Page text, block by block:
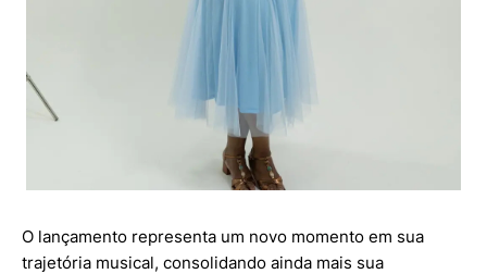
O lançamento representa um novo momento em sua
trajetória musical, consolidando ainda mais sua